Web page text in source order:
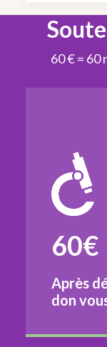
60 € = 60
60€
Après
don